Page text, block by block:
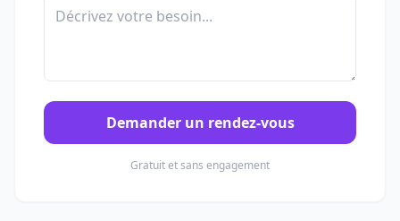
Demander un rendez-vous
Gratuit et sans engagement